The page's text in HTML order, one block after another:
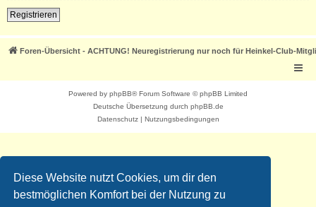
Diese Website nutzt Cookies, um dir den
bestmöglichen Komfort bei der Nutzung zu
Registrieren
Foren-Übersicht - ACHTUNG! Neuregistrierung nur noch für Heinkel-Club-
Powered by phpBB® Forum Software © phpBB Limited
Deutsche Übersetzung durch phpBB.de
Datenschutz| Nutzungsbedingungen